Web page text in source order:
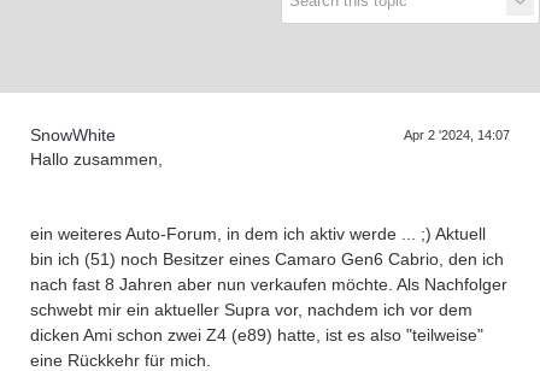
Supra generations
SnowWhite Apr 2 '2024, 14:07
Hallo zusammen,
ein weiteres Auto-Forum, in dem ich aktiv werde ... ;) Aktuell
bin ich (51) noch Besitzer eines Camaro Gen6 Cabrio, den ich
nach fast 8 Jahren aber nun verkaufen möchte. Als Nachfolger
schwebt mir ein aktueller Supra vor, nachdem ich vor dem
dicken Ami schon zwei Z4 (e89) hatte, ist es also "teilweise"
eine Rückkehr für mich.